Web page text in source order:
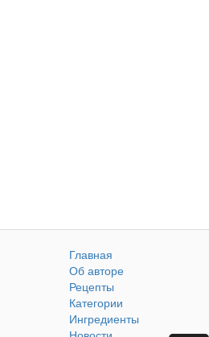
Главная
Об авторе
Рецепты
Категории
Ингредиенты